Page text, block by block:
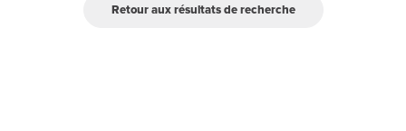
Retour aux résultats de recherche